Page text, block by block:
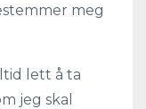
meg
lett å ta
jeg skal